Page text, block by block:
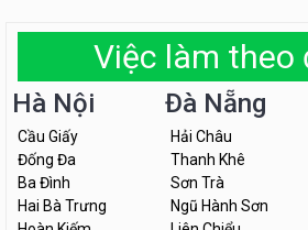
Việc làm theo
Hà Nội
Cầu Giấy
Đống Đa
Ba Đình
Hai Bà Trưng
Đà Nẵng
Hải Châu
Thanh Khê
Sơn Trà
Ngũ Hành Sơn